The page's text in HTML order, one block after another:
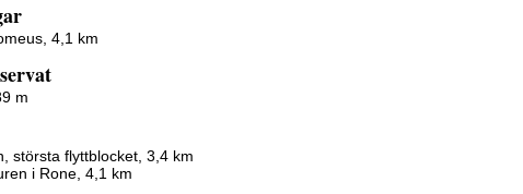
4,1 km
m
största flyttblocket, 3,4 km
i Rone, 4,1 km